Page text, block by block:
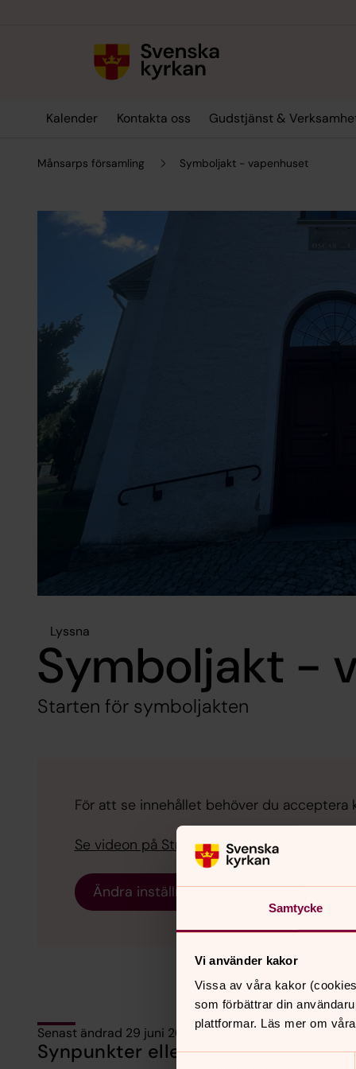
Samtycke
Vi använder kakor
Vissa av våra kakor
som förbättrar din
plattformar. Läs mer om
Samtyckesval
Kalender Kontakta oss Gudstjänst &
Månsarps församling Symboljakt - vapenhuset
Lyssna
Symboljakt -
Starten för symboljakten
För att se innehållet behöver du acceptera
Se videon på Streamio i stället.
Ändra inställningar
Senast ändrad 29 juni 2023
Synpunkter eller frågor på sidans